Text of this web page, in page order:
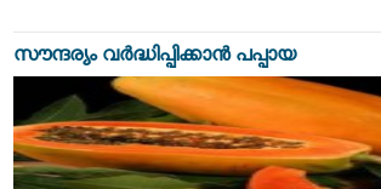
സൗന്ദര്യം വര്‍ദ്ധിപ്പിക്കാന്‍ പപ്പായ